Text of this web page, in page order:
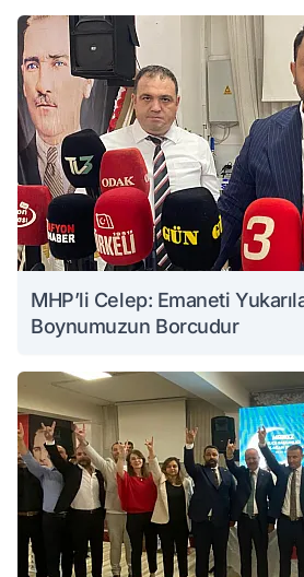
MHP’li Celep: Emaneti
Boynumuzun Borcudur